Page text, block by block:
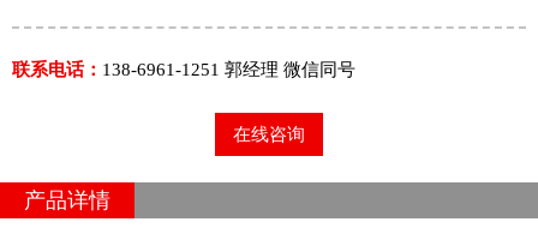
联系电话： 138-6961-1251 郭经理 微信同号
在线咨询
产品详情